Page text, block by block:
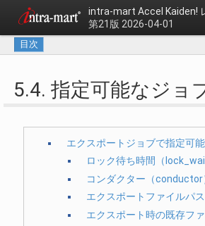
intra-mart Accel Kaiden!
第21版 2026-04-01
目次
5.4. 指定可能なジョ
エクスポートジョブで指定可
ロック待ち時間（
コンダクター（conductor
エクスポートファイルパ
エクスポート時の既存フ